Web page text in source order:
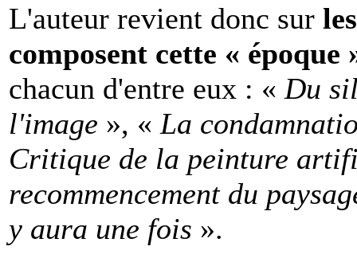
L'auteur revient donc sur
composent cette « époque
chacun d'entre eux : « Du
l'image », « La
Critique de la peinture
recommencement du
y aura une fois ».